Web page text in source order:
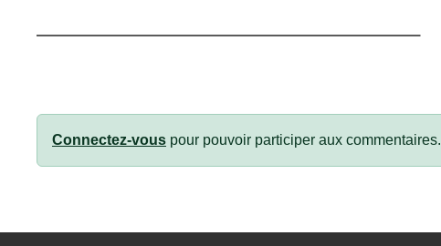
Connectez-vous pour pouvoir participer aux commentaires.